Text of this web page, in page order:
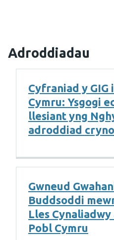
Adroddiadau
Cyfraniad y GIG
Cymru: Ysgogi
llesiant yng
adroddiad cryno
Gwneud
Buddsoddi
Lles
Pobl Cymru